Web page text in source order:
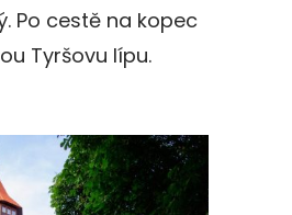
Po cestě na kopec
Tyršovu lípu.